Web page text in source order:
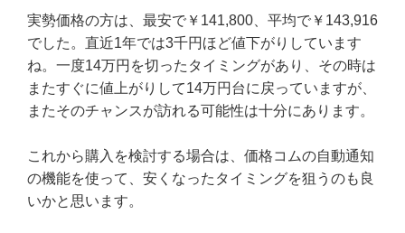
実勢価格の方は、最安で￥141,800、平均で￥143,916
でした。直近1年では3千円ほど値下がりしています
ね。一度14万円を切ったタイミングがあり、その時は
またすぐに値上がりして14万円台に戻っていますが、
またそのチャンスが訪れる可能性は十分にあります。
これから購入を検討する場合は、価格コムの自動通知
の機能を使って、安くなったタイミングを狙うのも良
いかと思います。